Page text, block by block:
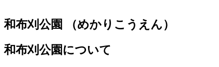
和布刈公園
（めかりこうえん）
和布刈公園について